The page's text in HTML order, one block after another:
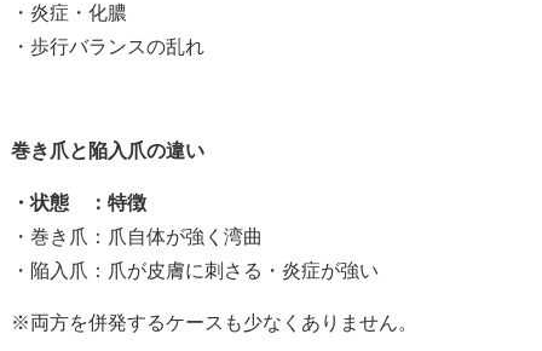
・炎症・化膿
・歩行バランスの乱れ
巻き爪と陥入爪の違い
・状態
：特徴
・巻き爪 ：爪自体が強く湾曲
・陥入爪 ：爪が皮膚に刺さる・炎症が強い
※両方を併発するケースも少なくありません。